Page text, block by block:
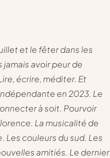
et le fêter dans les
jamais avoir peur de
écrire, méditer. Et
en 2023. Le
à soit. Pourvoir
La musicalité de
Les couleurs du sud. Les
amitiés. Le dernier